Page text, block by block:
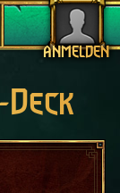
ANMELDEN
Deck